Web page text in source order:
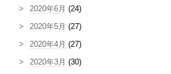
2020年6月 (24)
2020年5月 (27)
2020年4月 (27)
2020年3月 (30)